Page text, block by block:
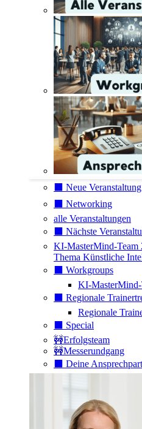
⬛️ Neue Veranstaltung
⬛️ Networking
alle Veranstaltungen
⬛️ Nächste
KI-MasterMind-Team
Thema Künstliche
⬛️ Workgroups
KI-MasterMind-
⬛️ Regionale
Regionale
⬛️ Special
🚧Erfolgsteam
🚧Messerundgang
⬛️ Deine